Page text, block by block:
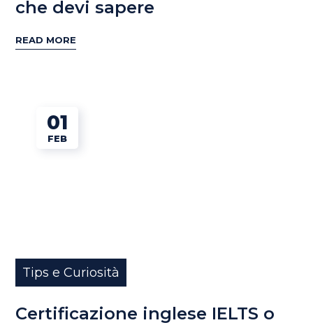
che devi sapere
READ MORE
01
FEB
Tips e Curiosità
Certificazione inglese IELTS o